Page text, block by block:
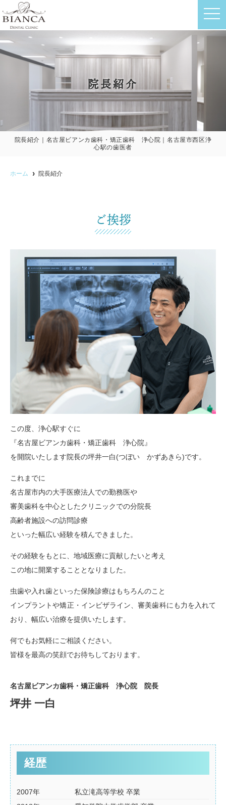
院長紹介
院長紹介｜名古屋ビアンカ歯科・矯正歯科 浄心院｜名古屋市西区浄
心駅の歯医者
t
o
ホーム 院長紹介
ご挨拶
この度、浄心駅すぐに
『名古屋ビアンカ歯科・矯正歯科 浄心院』
を開院いたします院長の坪井一白(つぼい かずあきら)です。
これまでに
名古屋市内の大手医療法人での勤務医や
審美歯科を中心としたクリニックでの分院長
高齢者施設への訪問診療
といった幅広い経験を積んできました。
その経験をもとに、地域医療に貢献したいと考え
この地に開業することとなりました。
虫歯や入れ歯といった保険診療はもちろんのこと
インプラントや矯正・インビザライン、審美歯科にも力を入れて
おり、幅広い治療を提供いたします。
何でもお気軽にご相談ください。
皆様を最高の笑顔でお待ちしております。
名古屋ビアンカ歯科・矯正歯科 浄心院 院長
坪井 一白
経歴
2007年
私立滝高等学校 卒業